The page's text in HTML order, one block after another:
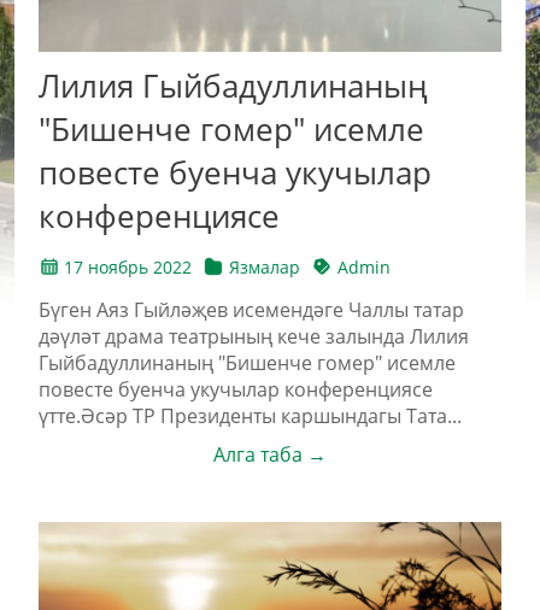
Лилия Гыйбадуллинаның
"Бишенче гомер" исемле
повесте буенча укучылар
конференциясе
17 ноябрь 2022 Язмалар Admin
Бүген Аяз Гыйләҗев исемендәге Чаллы татар
дәүләт драма театрының кече залында Лилия
Гыйбадуллинаның "Бишенче гомер" исемле
повесте буенча укучылар конференциясе
үтте.Әсәр ТР Президенты каршындагы Тата...
Алга таба →